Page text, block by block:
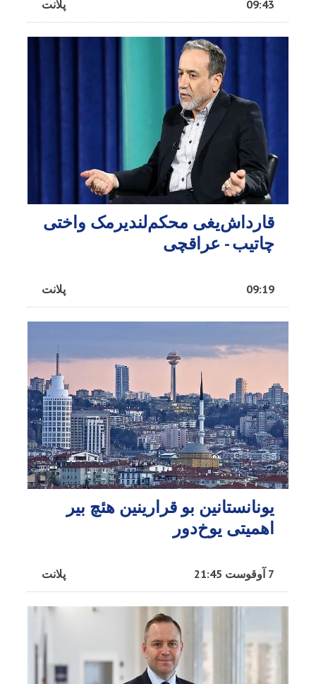
پلانت 09:43
قارداش‌یغی محکم‌لندیرمک واختی
چاتیب - عراقچی
پلانت 09:19
یونانستانین بو قرارینین هئچ بیر
اهمیتی یوخ‌دور
پلانت 7 آوقوست 21:45